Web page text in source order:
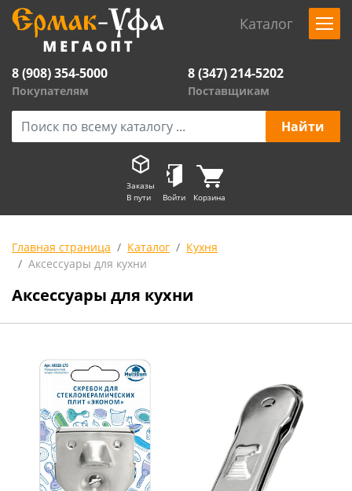
Каталог
8 (908) 354-5000
Покупателям
8 (347) 214-5202
Поставщикам
Заказы
В пути
Войти Корзина
Главная страница Каталог
Кухня
Аксессуары для кухни
Аксессуары для кухни